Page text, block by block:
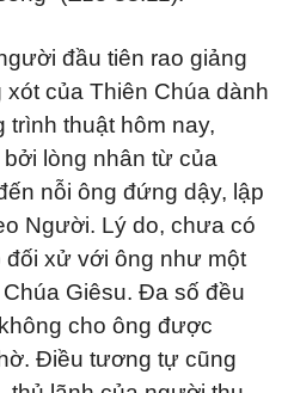
đầu tiên rao giảng
của Thiên Chúa dành
trình thuật hôm nay,
lòng nhân từ của
nỗi ông đứng dậy, lập
Người. Lý do, chưa có
xử với ông như một
Giêsu. Đa số đều
cho ông được
Điều tương tự cũng